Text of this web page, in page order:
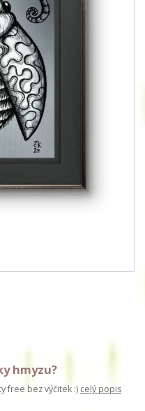
hmyzu?
free bez výčitek :) celý popis